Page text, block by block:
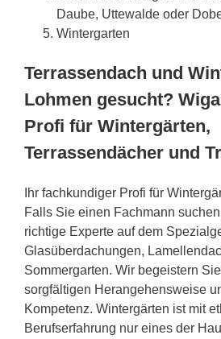
Daube, Uttewalde oder
Wintergarten
Terrassendach und
Lohmen gesucht?
Profi für Wintergärten,
Terrassendächer und
Ihr fachkundiger Profi für
Falls Sie einen Fachmann
richtige Experte auf dem
Glasüberdachungen,
Sommergarten. Wir begeistern
sorgfältigen Herangehensweise
Kompetenz. Wintergärten ist mit
Berufserfahrung nur eines der